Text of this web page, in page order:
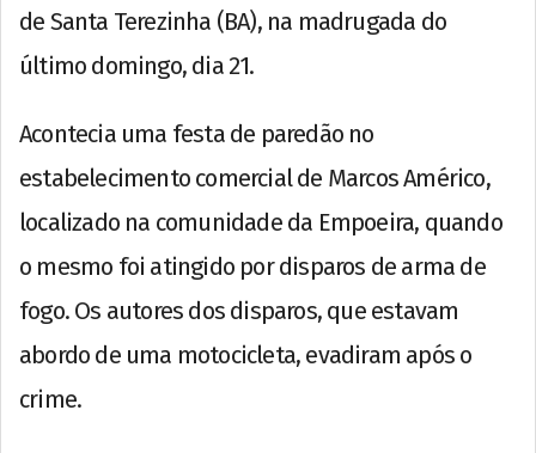
de Santa Terezinha (BA), na madrugada do
último domingo, dia 21.
Acontecia uma festa de paredão no
estabelecimento comercial de Marcos Américo,
localizado na comunidade da Empoeira, quando
o mesmo foi atingido por disparos de arma de
fogo. Os autores dos disparos, que estavam
abordo de uma motocicleta, evadiram após o
crime.